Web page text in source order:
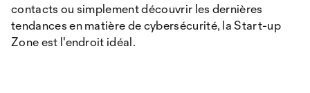
contacts ou simplement découvrir les dernières
tendances en matière de cybersécurité, la Start-up
Zone est l'endroit idéal.